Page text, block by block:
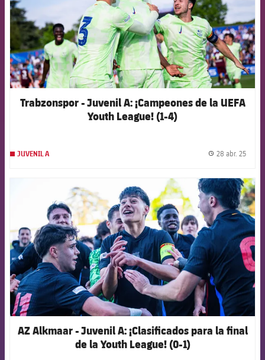
Trabzonspor - Juvenil A: ¡Campeones de la UEFA
Youth League! (1-4)
JUVENIL A 28 abr. 25
FCB Barcelona badge
AZ Alkmaar - Juvenil A: ¡Clasificados para la final
de la Youth League! (0-1)